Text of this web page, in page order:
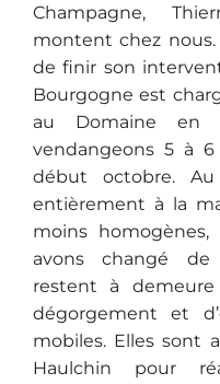
Champagne,
montent chez
de finir son
Bourgogne est
au Domaine en
vendangeons 5 à
début octobre.
entièrement à la
moins
avons changé de
restent à
dégorgement et
mobiles. Elles sont
Haulchin pour